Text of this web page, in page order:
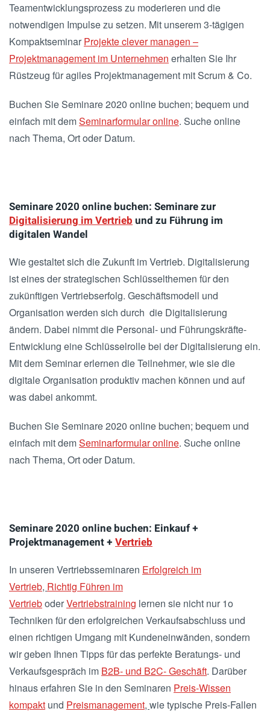
Teamentwicklungsprozess zu moderieren und die
notwendigen Impulse zu setzen. Mit unserem 3-tägigen
Kompaktseminar Projekte clever managen –
Projektmanagement im Unternehmen erhalten Sie Ihr
Rüstzeug für agiles Projektmanagement mit Scrum & Co.
Buchen Sie Seminare 2020 online buchen; bequem und
einfach mit demSeminarformular online. Suche online
nach Thema, Ort oder Datum.
Seminare 2020 online buchen: Seminare zur
Digitalisierung im Vertriebund zu Führung im
digitalen Wandel
Wie gestaltet sich die Zukunft im Vertrieb. Digitalisierung
ist eines der strategischen Schlüsselthemen für den
zukünftigen Vertriebserfolg. Geschäftsmodell und
Organisation werden sich durch die Digitalisierung
ändern. Dabei nimmt die Personal- und Führungskräfte-
Entwicklung eine Schlüsselrolle bei der Digitalisierung ein.
Mit dem Seminar erlernen die Teilnehmer, wie sie die
digitale Organisation produktiv machen können und auf
was dabei ankommt.
Buchen Sie Seminare 2020 online buchen; bequem und
einfach mit demSeminarformular online. Suche online
nach Thema, Ort oder Datum.
Seminare 2020 online buchen: Einkauf +
Projektmanagement + Vertrieb
In unseren Vertriebsseminaren Erfolgreich im
Vertrieb, Richtig Führen im
VertrieboderVertriebstraining lernen sie nicht nur 1o
Techniken für den erfolgreichen Verkaufsabschluss und
einen richtigen Umgang mit Kundeneinwänden, sondern
wir geben Ihnen Tipps für das perfekte Beratungs- und
Verkaufsgespräch im B2B- und B2C- Geschäft. Darüber
hinaus erfahren Sie in den Seminaren Preis-Wissen
kompakt und Preismanagement, wie typische Preis-Fallen